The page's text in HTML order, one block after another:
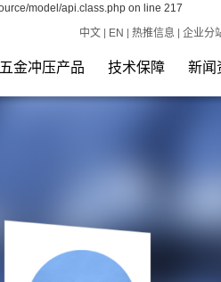
model/api.class.php on line 217
中文
EN 热推信息 企业分
五金冲压产品 技术保障 新闻